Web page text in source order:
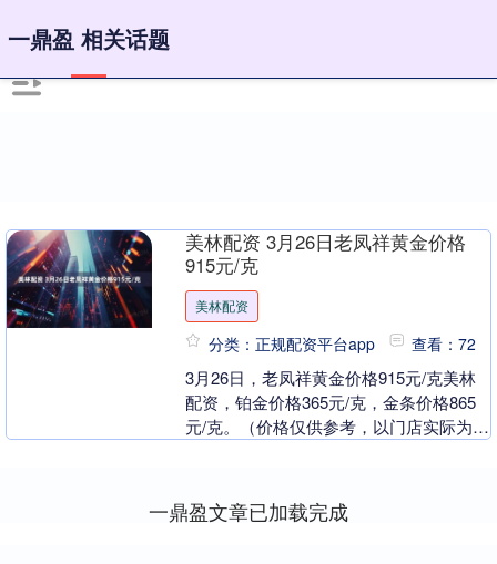
一鼎盈 相关话题
美林配资 3月26日老凤祥黄金价格
915元/克
美林配资
分类：正规配资平台app 查看：72
3月26日，老凤祥黄金价格915元/克美林
配资，铂金价格365元/克，金条价格865
元/克。（价格仅供参考，以门店实际为
一鼎盈文章已加载完成